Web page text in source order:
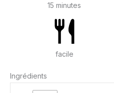
15 minutes
facile
Ingrédients